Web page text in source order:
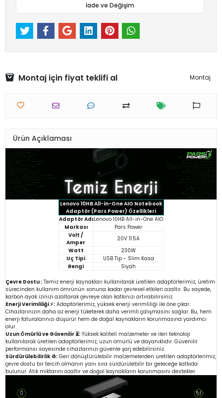
İade ve Değişim
Montaj için fiyat teklifi al Montaj
Ürün Açıklaması
Lenovo 10HB All-in-One AIO Notebook
Adaptör (Pars Power) Özellikleri
Adaptör AdıLenovo 10HB All-in-One AIO
Markası
Pars Power
Volt /
Amper
20V 11.5A
Watt
230W
Uç Tipi
USB Tip - Slim Kasa
Rengi
Siyah
Çevre Dostu : Temiz enerji kaynakları kullanılarak üretilen adaptörlerimiz, üretim
sürecinden kullanım ömrünün sonuna kadar çevresel etkileri azaltır. Bu sayede,
karbon ayak izinizi azaltarak çevreye olan katkınızı artırabilirsiniz.
Enerji Verimliliği ⚡: Adaptörlerimiz, yüksek enerji verimliliği ile öne çıkar.
Cihazlarınızın daha az enerji tüketerek daha verimli çalışmasını sağlar. Bu, hem
enerji faturalarınızı düşürür hem de doğal kaynakların korunmasına yardımcı
olur.
Uzun Ömürlü ve Güvenilir ⏳: Yüksek kaliteli malzemeler ve ileri teknoloji
kullanılarak üretilen adaptörlerimiz, uzun ömürlü ve dayanıklıdır. Güvenilir
performansı sayesinde cihazlarınızı güvenle şarj edebilirsiniz.
Sürdürülebilirlik ♻️: Geri dönüştürülebilir malzemelerden üretilen adaptörlerimiz,
çevre dostu bir tercih olmanın yanı sıra sürdürülebilir bir geleceğe katkıda
bulunur. Atık miktarını azaltır ve doğal kaynakların korunmasını destekler.